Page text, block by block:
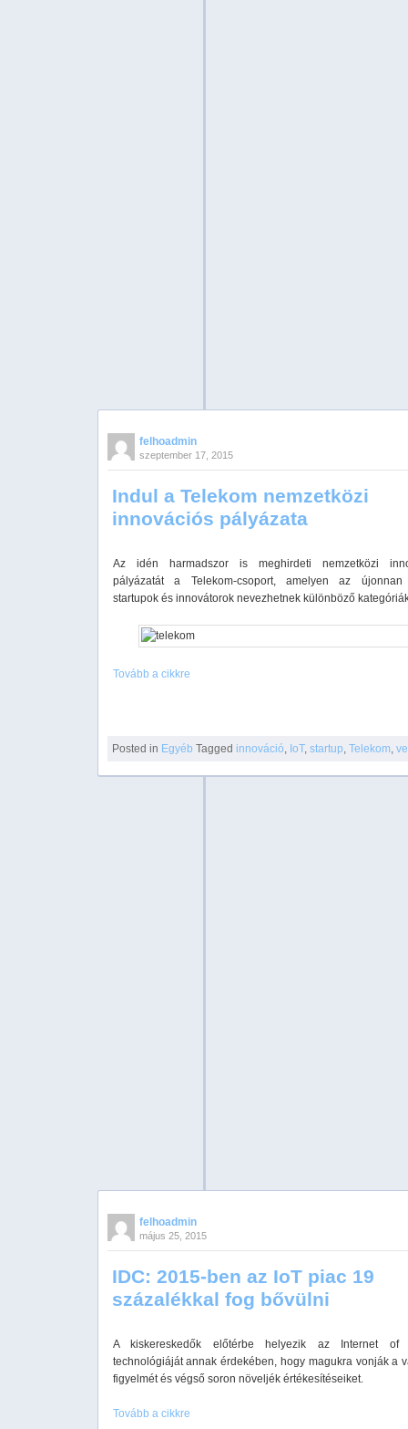
felhoadmin
szeptember 17, 2015
Indul a Telekom nemzetközi
innovációs pályázata
Az idén harmadszor is meghirdeti nemzetközi
pályázatát a Telekom-csoport, amelyen az
startupok és innovátorok nevezhetnek különböző
Tovább a cikkre
Posted in Egyéb Tagged innováció, IoT,startup,Telekom,
felhoadmin
május 25, 2015
IDC: 2015-ben az IoT piac 19
százalékkal fog bővülni
A kiskereskedők előtérbe helyezik az Internet of
technológiáját annak érdekében, hogy magukra vonják a
figyelmét és végső soron növeljék értékesítéseiket.
Tovább a cikkre